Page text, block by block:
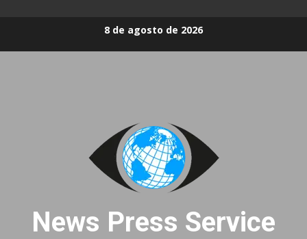
8 de agosto de 2026
News Press Service